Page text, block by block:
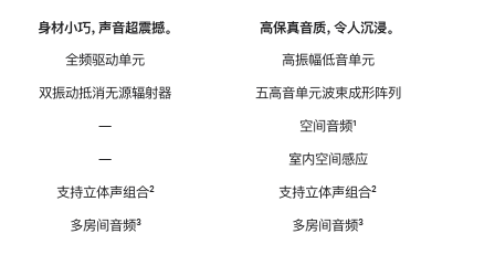
身材小巧，声音超震撼。
全频驱动单元
双振动抵消无源辐射器
—
—
支持立体声组合脚
²
多房间音频脚
³
高保真音质，令人沉浸。
高振幅低音单元
五高音单元波束成形阵列
空间音频脚
¹
室内空间感应
支持立体声组合脚
²
多房间音频脚
³